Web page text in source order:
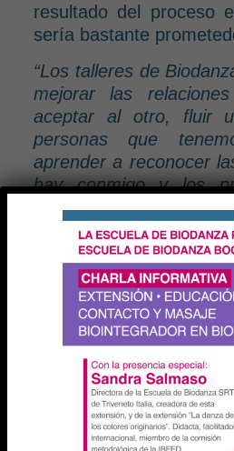
resultado del proceso
sería bastante
“Los talleres de
mejorar las relaciones
aceptar al otro, fluir
personas que
aprender a reconocer
hay conmigo y los
estudiantes, ser más
procesos de
José Fernando
profesor.
El segundo módulo
juicios y creencias
llevado a cabo el
septiembre, fue la
proceso para
cada uno, derribando